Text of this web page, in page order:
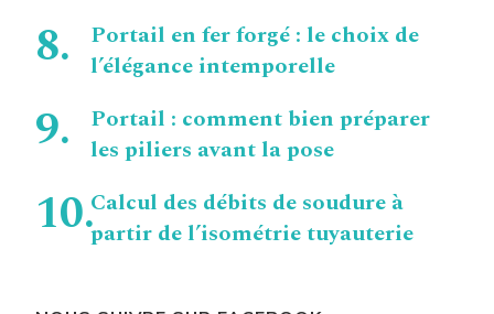
Portail en fer forgé : le choix de
l’élégance intemporelle
Portail : comment bien préparer
les piliers avant la pose
Calcul des débits de soudure à
partir de l’isométrie tuyauterie